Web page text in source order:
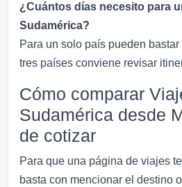
¿Cuántos días necesito para
Sudamérica?
Para un solo país pueden
tres países conviene revisar
Cómo comparar
Sudamérica desde
de cotizar
Para que una página de viajes
basta con mencionar el destino